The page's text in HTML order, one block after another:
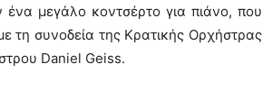
μεγάλο κοντσέρτο για πιάνο, που
τη συνοδεία της Κρατικής Ορχήστρας
Daniel Geiss.